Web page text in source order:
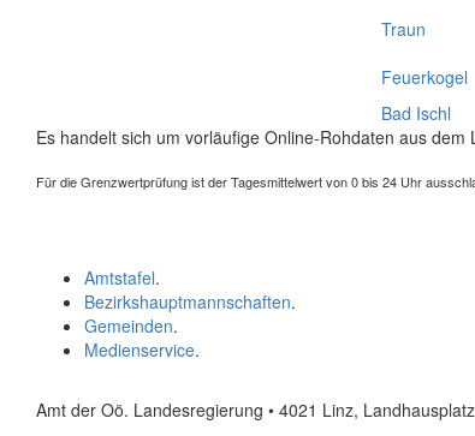
Traun
Feuerkogel
Bad Ischl
Es handelt sich um vorläufige Online-Rohdaten aus dem
Für die Grenzwertprüfung ist der Tagesmittelwert von 0 bis 24 Uhr
Amtstafel.
Bezirkshauptmannschaften.
Gemeinden.
Medienservice.
Amt der Oö. Landesregierung • 4021 Linz,